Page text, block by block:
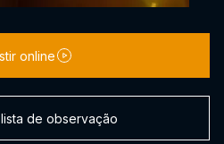
online
de observação